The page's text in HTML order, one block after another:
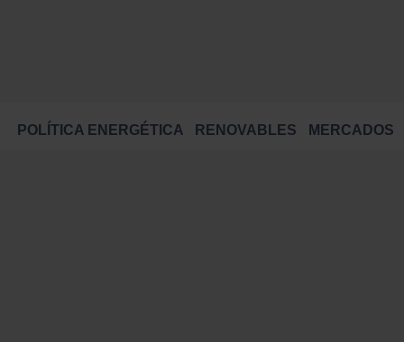
POLÍTICA ENERGÉTICA RENOVABLES MERCADOS